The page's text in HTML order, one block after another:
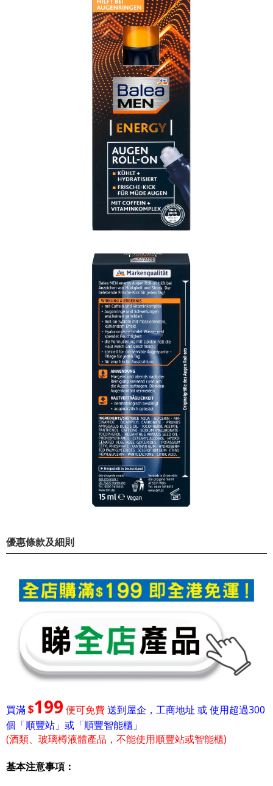
優惠條款及細則
買滿$199 便可免費送到屋企，工商地址 或 使用超過300
個「順豐站」或「順豐智能櫃」
(酒類、玻璃樽液體產品，不能使用順豐站或智能櫃)
基本注意事項：